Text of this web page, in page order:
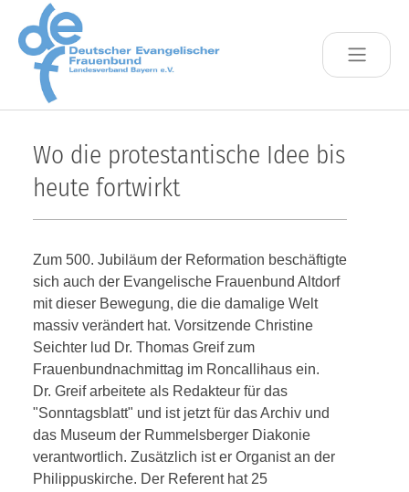
Skip to main content
Wo die protestantische Idee bis
heute fortwirkt
Zum 500. Jubiläum der Reformation beschäftigte
sich auch der Evangelische Frauenbund Altdorf
mit dieser Bewegung, die die damalige Welt
massiv verändert hat. Vorsitzende Christine
Seichter lud Dr. Thomas Greif zum
Frauenbundnachmittag im Roncallihaus ein.
Dr. Greif arbeitete als Redakteur für das
"Sonntagsblatt" und ist jetzt für das Archiv und
das Museum der Rummelsberger Diakonie
verantwortlich. Zusätzlich ist er Organist an der
Philippuskirche. Der Referent hat 25